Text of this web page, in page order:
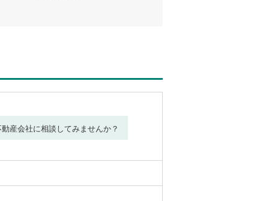
産会社に相談してみませんか？